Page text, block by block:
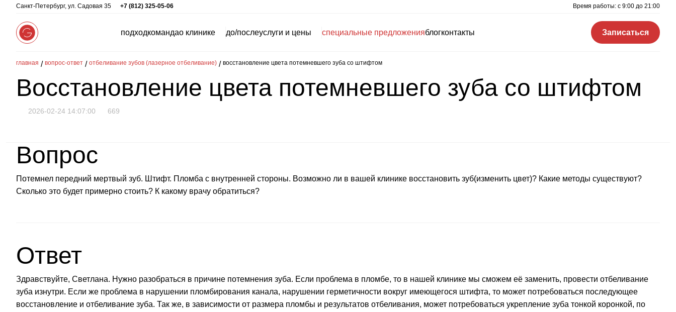
Санкт-Петербург, ул. Садовая 35 +7 (812) 325-05-06 Время работы: c 9:00 до 21:00
подходкомандао клинике до/послеуслуги и цены специальные предложенияблогконтакты Записаться
главная вопрос-ответ отбеливание зубов (лазерное отбеливание) восстановление цвета потемневшего зуба со штифтом
Восстановление цвета потемневшего зуба со штифтом
2026-02-24 14:07:00 669
Вопрос
Потемнел передний мертвый зуб. Штифт. Пломба с внутренней стороны. Возможно ли в вашей клинике восстановить зуб(изменить цвет)? Какие методы существуют?
Сколько это будет примерно стоить? К какому врачу обратиться?
Ответ
Здравствуйте, Светлана. Нужно разобраться в причине потемнения зуба. Если проблема в пломбе, то в нашей клинике мы сможем её заменить, провести отбеливание
зуба изнутри. Если же проблема в нарушении пломбирования канала, нарушении герметичности вокруг имеющегося штифта, то может потребоваться последующее
восстановление и отбеливание зуба. Так же, в зависимости от размера пломбы и результатов отбеливания, может потребоваться укрепление зуба тонкой коронкой, по